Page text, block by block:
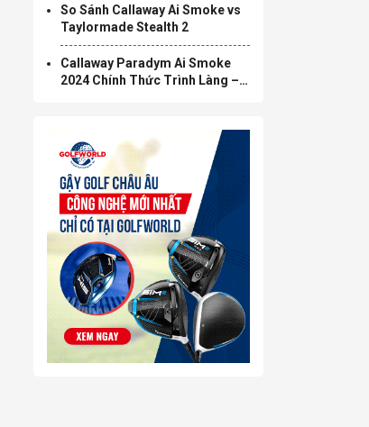
Thiết Kế Gậy Golf
So Sánh Callaway Ai Smoke vs
Taylormade Stealth 2
Callaway Paradym Ai Smoke
2024 Chính Thức Trình Làng –